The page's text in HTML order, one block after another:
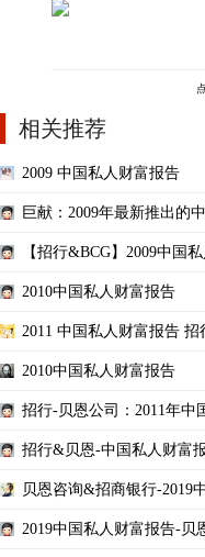
相关推荐
2009 中国私人财富报告
巨献：2009年最新推出的
【招行&BCG】2009中国
2010中国私人财富报告
2011 中国私人财富报告 招
2010中国私人财富报告
招行-贝恩公司：2011年中
招行&贝恩-中国私人财富
贝恩咨询&招商银行-2019
2019中国私人财富报告-贝